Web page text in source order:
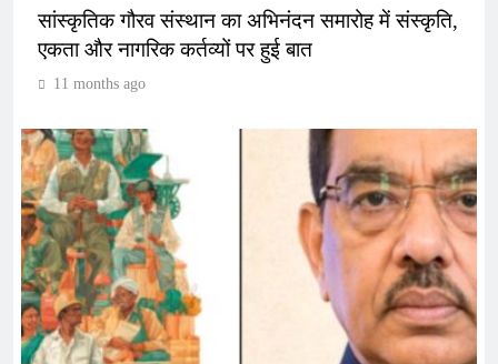
सांस्कृतिक गौरव संस्थान का अभिनंदन समारोह में संस्कृति,
एकता और नागरिक कर्तव्यों पर हुई बात
11 months ago